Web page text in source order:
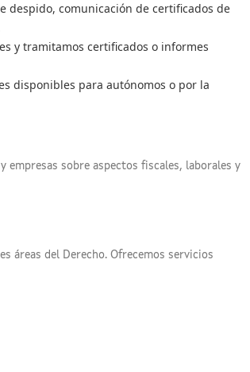
despido, comunicación de certificados de
y tramitamos certificados o informes
disponibles para autónomos o por la
empresas sobre aspectos fiscales, laborales y
áreas del Derecho. Ofrecemos servicios